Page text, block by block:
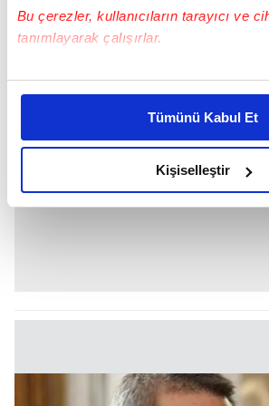
Bu çerezler, kullanıcıların tarayıcı ve
tanımlayarak çalışırlar.
Bu çerezlere izin vermeniz halinde
daha iyi reklam deneyimi yaşatabiliriz.
amacımızın size daha iyi bir reklam
olduğunu ve sizlere en iyi içerikleri
elimizden gelen çabayı gösterdiğimizi
reklamların maliyetlerimizi karşılamak
gösterilmeyecektir."
Sitemizde kendimize ve üçüncü kişilere
Tümünü Kabul Et
Kişiselleştir